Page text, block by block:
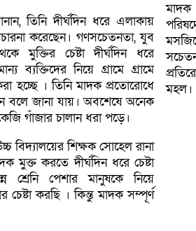
তিনি দীর্ঘদিন ধরে এলাকায়
করেছেন। গণসচেতনতা, যুব
মুক্তির চেষ্টা দীর্ঘদিন ধরে
ব্যক্তিদের নিয়ে গ্রামে গ্রামে
হচ্ছে । তিনি মাদক প্রতোরোধে
বলে জানা যায়। অবশেষে অনেক
গাঁজার চালান ধরা পড়ে।
বিদ্যালয়ের শিক্ষক সোহেল রানা
মুক্ত করতে দীর্ঘদিন ধরে চেষ্টা
শ্রেনি পেশার মানুষকে নিয়ে
করছি । কিন্তু মাদক সম্পূর্ণ
মাদক
মহল।